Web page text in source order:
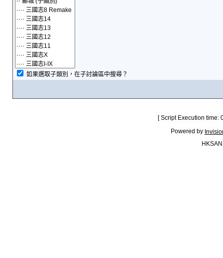
如果選取子類別，在子討論區中搜尋？
[ Script Execution
Powered by